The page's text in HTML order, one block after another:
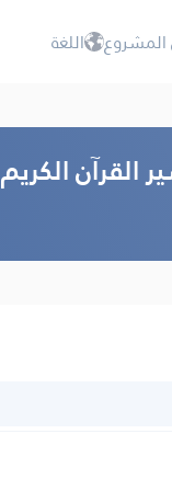
اللغة
القرآن الكريم